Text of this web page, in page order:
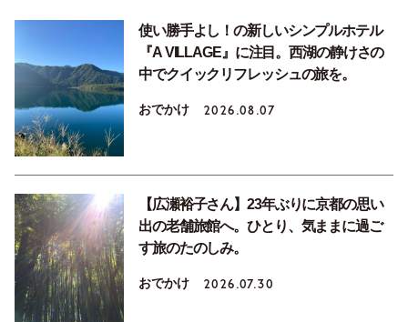
使い勝手よし！の新しいシンプルホテル
『A VILLAGE』に注目。西湖の静けさの
中でクイックリフレッシュの旅を。
おでかけ 2026.08.07
【広瀬裕子さん】23年ぶりに京都の思い
出の老舗旅館へ。ひとり、気ままに過ご
す旅のたのしみ。
おでかけ 2026.07.30